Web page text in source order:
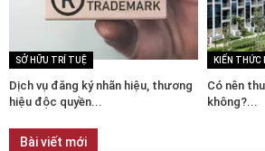
SỞ HỮU TRÍ TUỆ
Dịch vụ đăng ký nhãn hiệu, thương
hiệu độc quyền...
KIẾN THỨC
Có nên
không?...
Bài viết mới